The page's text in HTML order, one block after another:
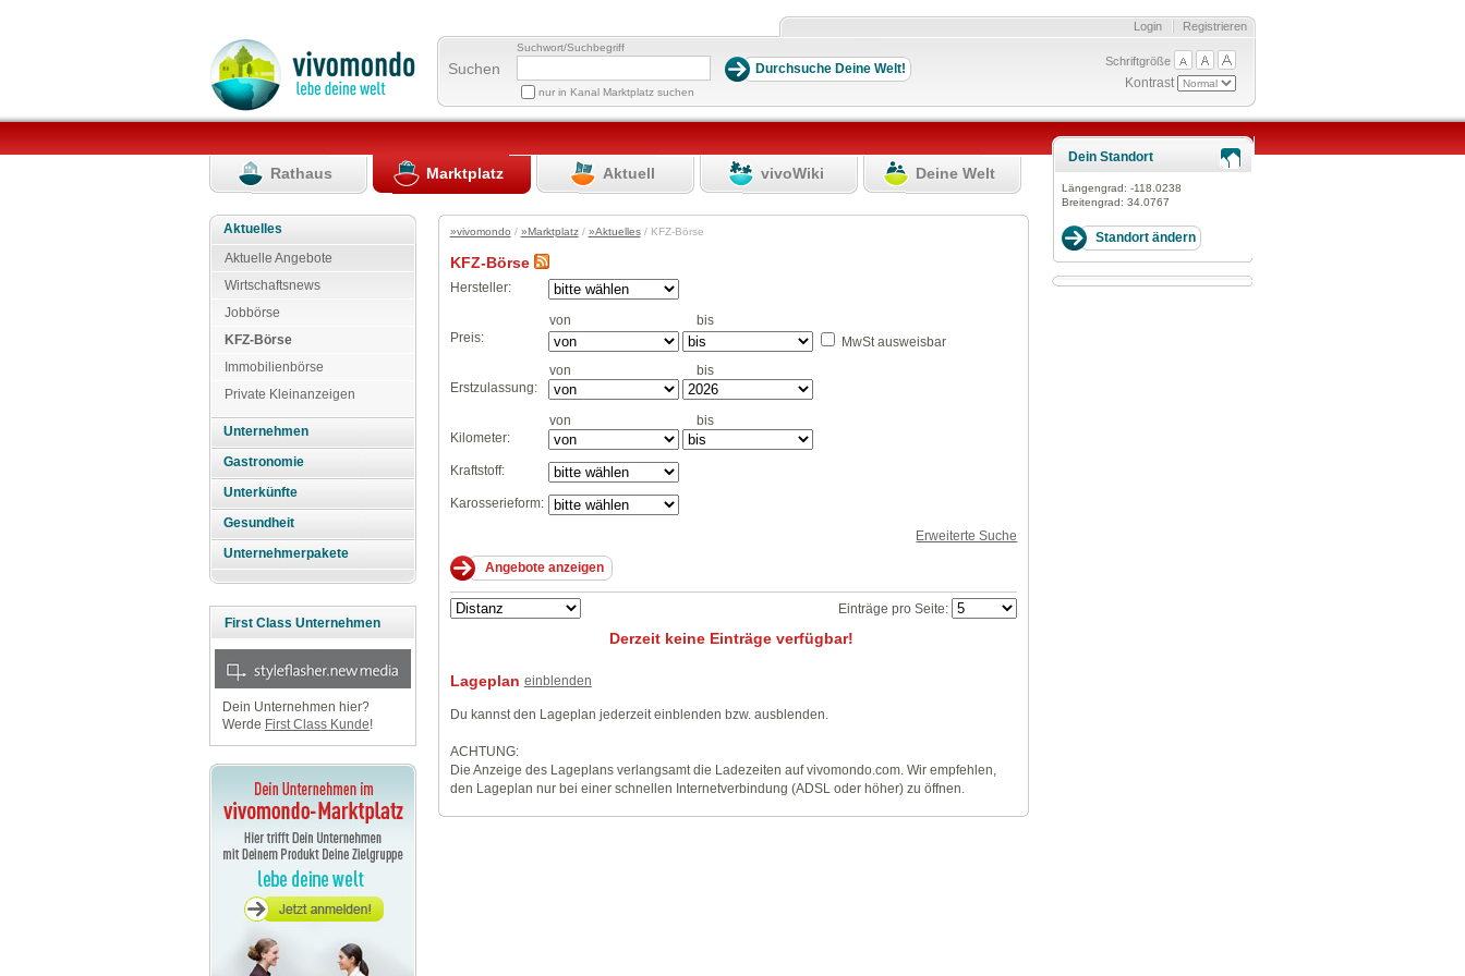
Registrieren
Login
Suchen
Suchwort/Suchbegriff
nur in Kanal Marktplatz suchen
Schriftgröße
Kontrast
Rathaus Marktplatz Aktuell vivoWiki Deine Welt
Aktuelles
Aktuelle Angebote
Wirtschaftsnews
Jobbörse
KFZ-Börse
Immobilienbörse
Private Kleinanzeigen
Unternehmen
Gastronomie
Unterkünfte
Gesundheit
Unternehmerpakete
First Class Unternehmen
Dein Unternehmen hier?
Werde First Class Kunde!
»vivomondo / »Marktplatz/ »Aktuelles/ KFZ-Börse
KFZ-Börse
Hersteller:
von
bis
Preis:
MwSt ausweisbar
von
bis
Erstzulassung:
von
bis
Kilometer:
Kraftstoff:
Karosserieform:
Erweiterte Suche
Einträge pro Seite:
Derzeit keine Einträge verfügbar!
Lageplan einblenden
Du kannst den Lageplan jederzeit einblenden bzw. ausblenden.
ACHTUNG:
Die Anzeige des Lageplans verlangsamt die Ladezeiten auf vivomondo.com. Wir empfehlen,
den Lageplan nur bei einer schnellen Internetverbindung (ADSL oder höher) zu öffnen.
Dein Standort
Längengrad: -118.0238
Breitengrad: 34.0767